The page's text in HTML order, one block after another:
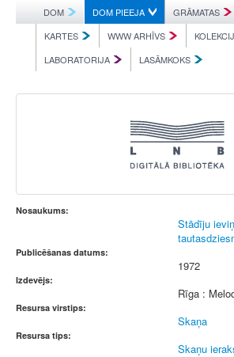
DOM DOM PIEEJA GRĀMATAS
KARTES
WWW ARHĪVS
LABORATORIJA
LASĀMKOKS
Nosaukums:
Stādīju
Publicēšanas datums:
1972
Izdevējs:
Rīga :
Resursa virstips:
Skaņa
Resursa tips:
Skaņu